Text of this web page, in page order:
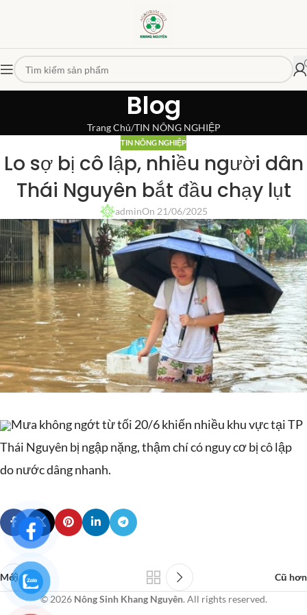
Blog
Trang Chủ TIN NÔNG NGHIỆP
TIN NÔNG NGHIỆP
Lo sợ bị cô lập, nhiều người dân
Thái Nguyên bắt đầu chạy lụt
adminOn 21/06/2025
Mưa không ngớt từ tối 20/6 khiến nhiều khu vực tại TP
Thái Nguyên bị ngập nặng, thậm chí có nguy cơ bị cô lập
do nước dâng nhanh.
Mới hơn
Cũ hơn
© 2026 Nông Sinh Khang Nguyên. All rights reserved.